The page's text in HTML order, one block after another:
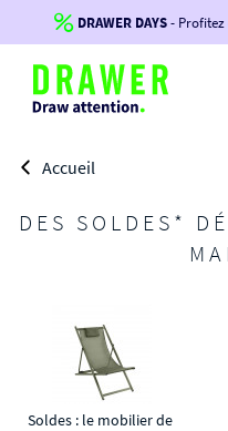
Jusqu'à-100€*
-voir
DRAWER DAYS- Profitez
Accueil
DES SOLDES*
Soldes : le mobilier de